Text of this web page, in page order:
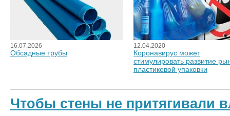
16.07.2026
Обсадные трубы
12.04.2020
Коронавирус может
стимулировать развитие
пластиковой упаковки
Чтобы стены не притягивали